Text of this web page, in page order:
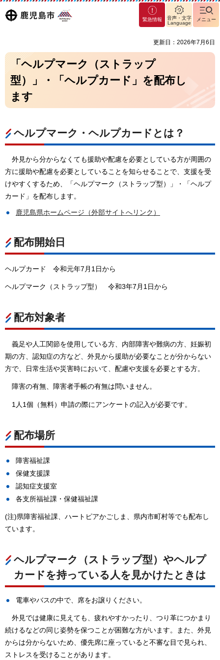
鹿児島
マグ
マシ
緊急情報
音声・文字
Language
メニュー
更新日：2026年7月6日
「ヘルプマーク（ストラップ
型）」・「ヘルプカード」を配布し
ます
ヘルプマーク・ヘルプカードとは？
外見から分からなくても援助や配慮を必要としている方が周囲の
方に援助や配慮を必要としていることを知らせることで、支援を受
けやすくするため、「ヘルプマーク（ストラップ型）」・「ヘルプ
カード」を配布します。
鹿児島県ホームページ（外部サイトへリンク）
配布開始日
ヘルプカード 令和元年7月1日から
ヘルプマーク（ストラップ型） 令和3年7月1日から
配布対象者
義足や人工関節を使用している方、内部障害や難病の方、妊娠初
期の方、認知症の方など、外見から援助が必要なことが分からない
方で、日常生活や災害時において、配慮や支援を必要とする方。
障害の有無、障害者手帳の有無は問いません。
1人1個（無料）申請の際にアンケートの記入が必要です。
配布場所
障害福祉課
保健支援課
認知症支援室
各支所福祉課・保健福祉課
(注)県障害福祉課、ハートピアかごしま、県内市町村等でも配布し
ています。
ヘルプマーク（ストラップ型）やヘルプ
カードを持っている人を見かけたときは
電車やバスの中で、席をお譲りください。
外見では健康に見えても、疲れやすかったり、つり革につかまり
続けるなどの同じ姿勢を保つことが困難な方がいます。また、外見
からは分からないため、優先席に座っていると不審な目で見られ、
ストレスを受けることがあります。